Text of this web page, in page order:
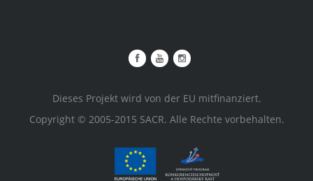
Dieses Projekt wird von der EU mitfinanziert.
Copyright © 2005-2015 SACR. Alle Rechte vorbehalten.